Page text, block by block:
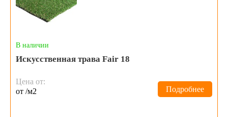
В наличии
Искусственная трава Fair 18
Цена от:
от /м2
Подробнее